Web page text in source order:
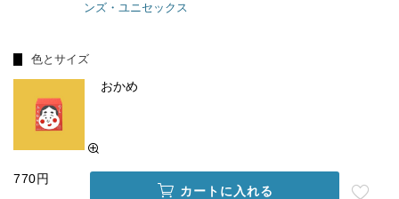
ンズ・ユニセックス
色とサイズ
おかめ
770円
カートに入れる